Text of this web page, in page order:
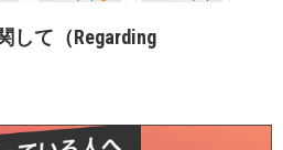
して（Regarding